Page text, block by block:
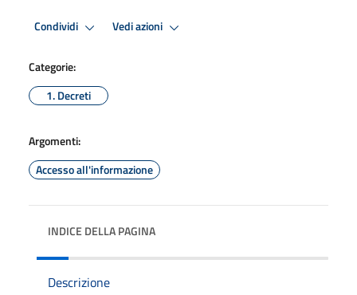
Condividi Vedi azioni
Categorie:
1. Decreti
Argomenti:
Accesso all'informazione
INDICE DELLA PAGINA
Descrizione